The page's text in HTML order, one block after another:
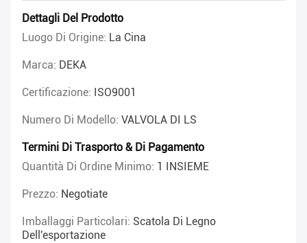
Dettagli Del Prodotto
Luogo Di Origine: La Cina
Marca: DEKA
Certificazione: ISO9001
Numero Di Modello: VALVOLA DI LS
Termini Di Trasporto & Di Pagamento
Quantità Di Ordine Minimo: 1 INSIEME
Prezzo: Negotiate
Imballaggi Particolari: Scatola Di Legno
Dell'esportazione